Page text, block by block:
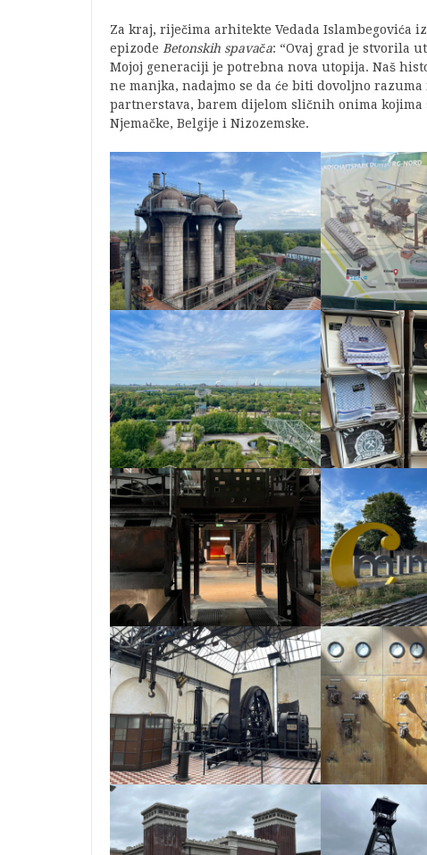
Za kraj, riječima arhitekte Vedada Islambegovića
epizode Betonskih spavača: “Ovaj grad je stvorila
Mojoj generaciji je potrebna nova utopija. Naš
ne manjka, nadajmo se da će biti dovoljno
partnerstava, barem dijelom sličnih onima kojima
Njemačke, Belgije i Nizozemske.